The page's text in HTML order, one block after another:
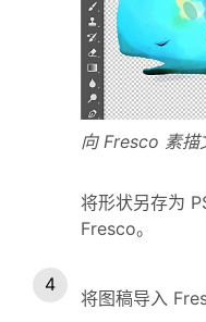
向 Fresco 素描
将形状另存为
Fresco。
将图稿导入